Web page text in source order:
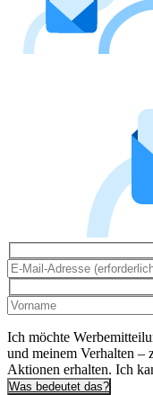
Ich möchte
und meinem Verhalten –
Aktionen erhalten. Ich
Was bedeutet das?